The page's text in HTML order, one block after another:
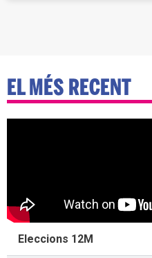
EL MÉS RECENT
Eleccions 12M